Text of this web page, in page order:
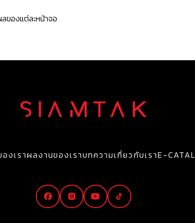
ของแต่ละหน้าจอ
งเราผลงานของเราบทความเกี่ยวกับเราE-